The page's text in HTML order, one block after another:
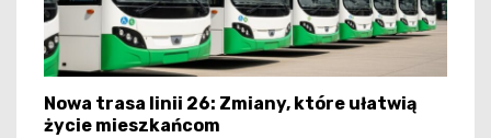
Nowa trasa linii 26: Zmiany, które ułatwią
życie mieszkańcom